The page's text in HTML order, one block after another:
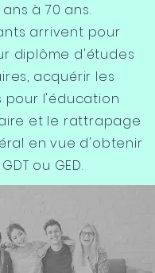
ans à 70 ans.
arrivent pour
diplôme d'études
acquérir les
pour l'éducation
et le rattrapage
en vue d'obtenir
ou GED.